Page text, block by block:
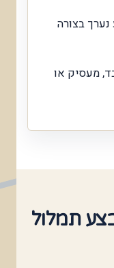
בצורה
מעסיק או
תמלול